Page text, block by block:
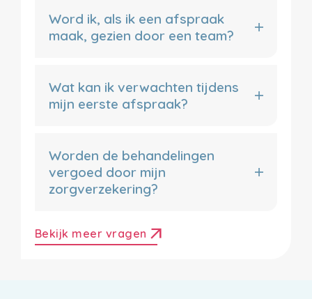
Word ik, als ik een afspraak
maak, gezien door een team?
Wat kan ik verwachten tijdens
mijn eerste afspraak?
Worden de behandelingen
vergoed door mijn
zorgverzekering?
Bekijk meer vragen arrow_outward